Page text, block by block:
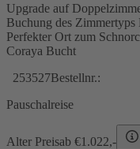
Upgrade auf
Buchung des
Perfekter Ort zum
Coraya Bucht
253527Bestellnr.:
Pauschalreise
Alter Preisab €1.022,-